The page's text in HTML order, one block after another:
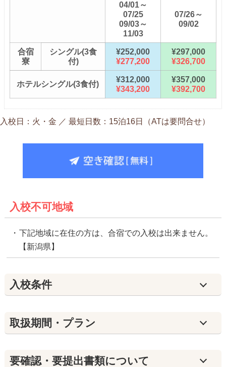
04/01～
07/25
09/03～
11/03
07/26～
09/02
合宿
寮
シングル(3食
付)
¥252,000
¥277,200
¥297,000
¥326,700
ホテルシングル(3食付)
¥312,000
¥343,200
¥357,000
¥392,700
入校日：火・金 ／ 最短日数：15泊16日（ATは要問合せ）
入校不可地域
下記地域に在住の方は、合宿での入校は出来ません。
【新潟県】
入校条件
取扱期間・プラン
要確認・要提出書類について